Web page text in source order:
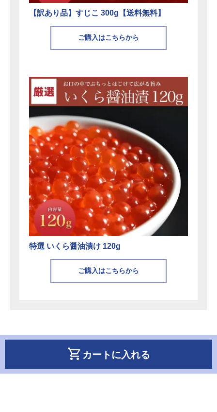
【訳あり品】すじこ 300g【送料無料】
ご購入はこちらから
特選 いくら醤油漬け 120g
ご購入はこちらから
shopping_cart カートに入れる